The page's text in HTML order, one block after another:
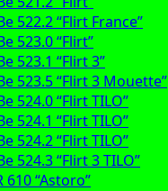
522.2 “Flirt France”
523.0 “Flirt”
523.1 “Flirt 3”
523.5 “Flirt 3 Mouette”
524.0 “Flirt TILO”
524.1 “Flirt TILO”
524.2 “Flirt TILO”
524.3 “Flirt 3 TILO”
610 “Astoro”